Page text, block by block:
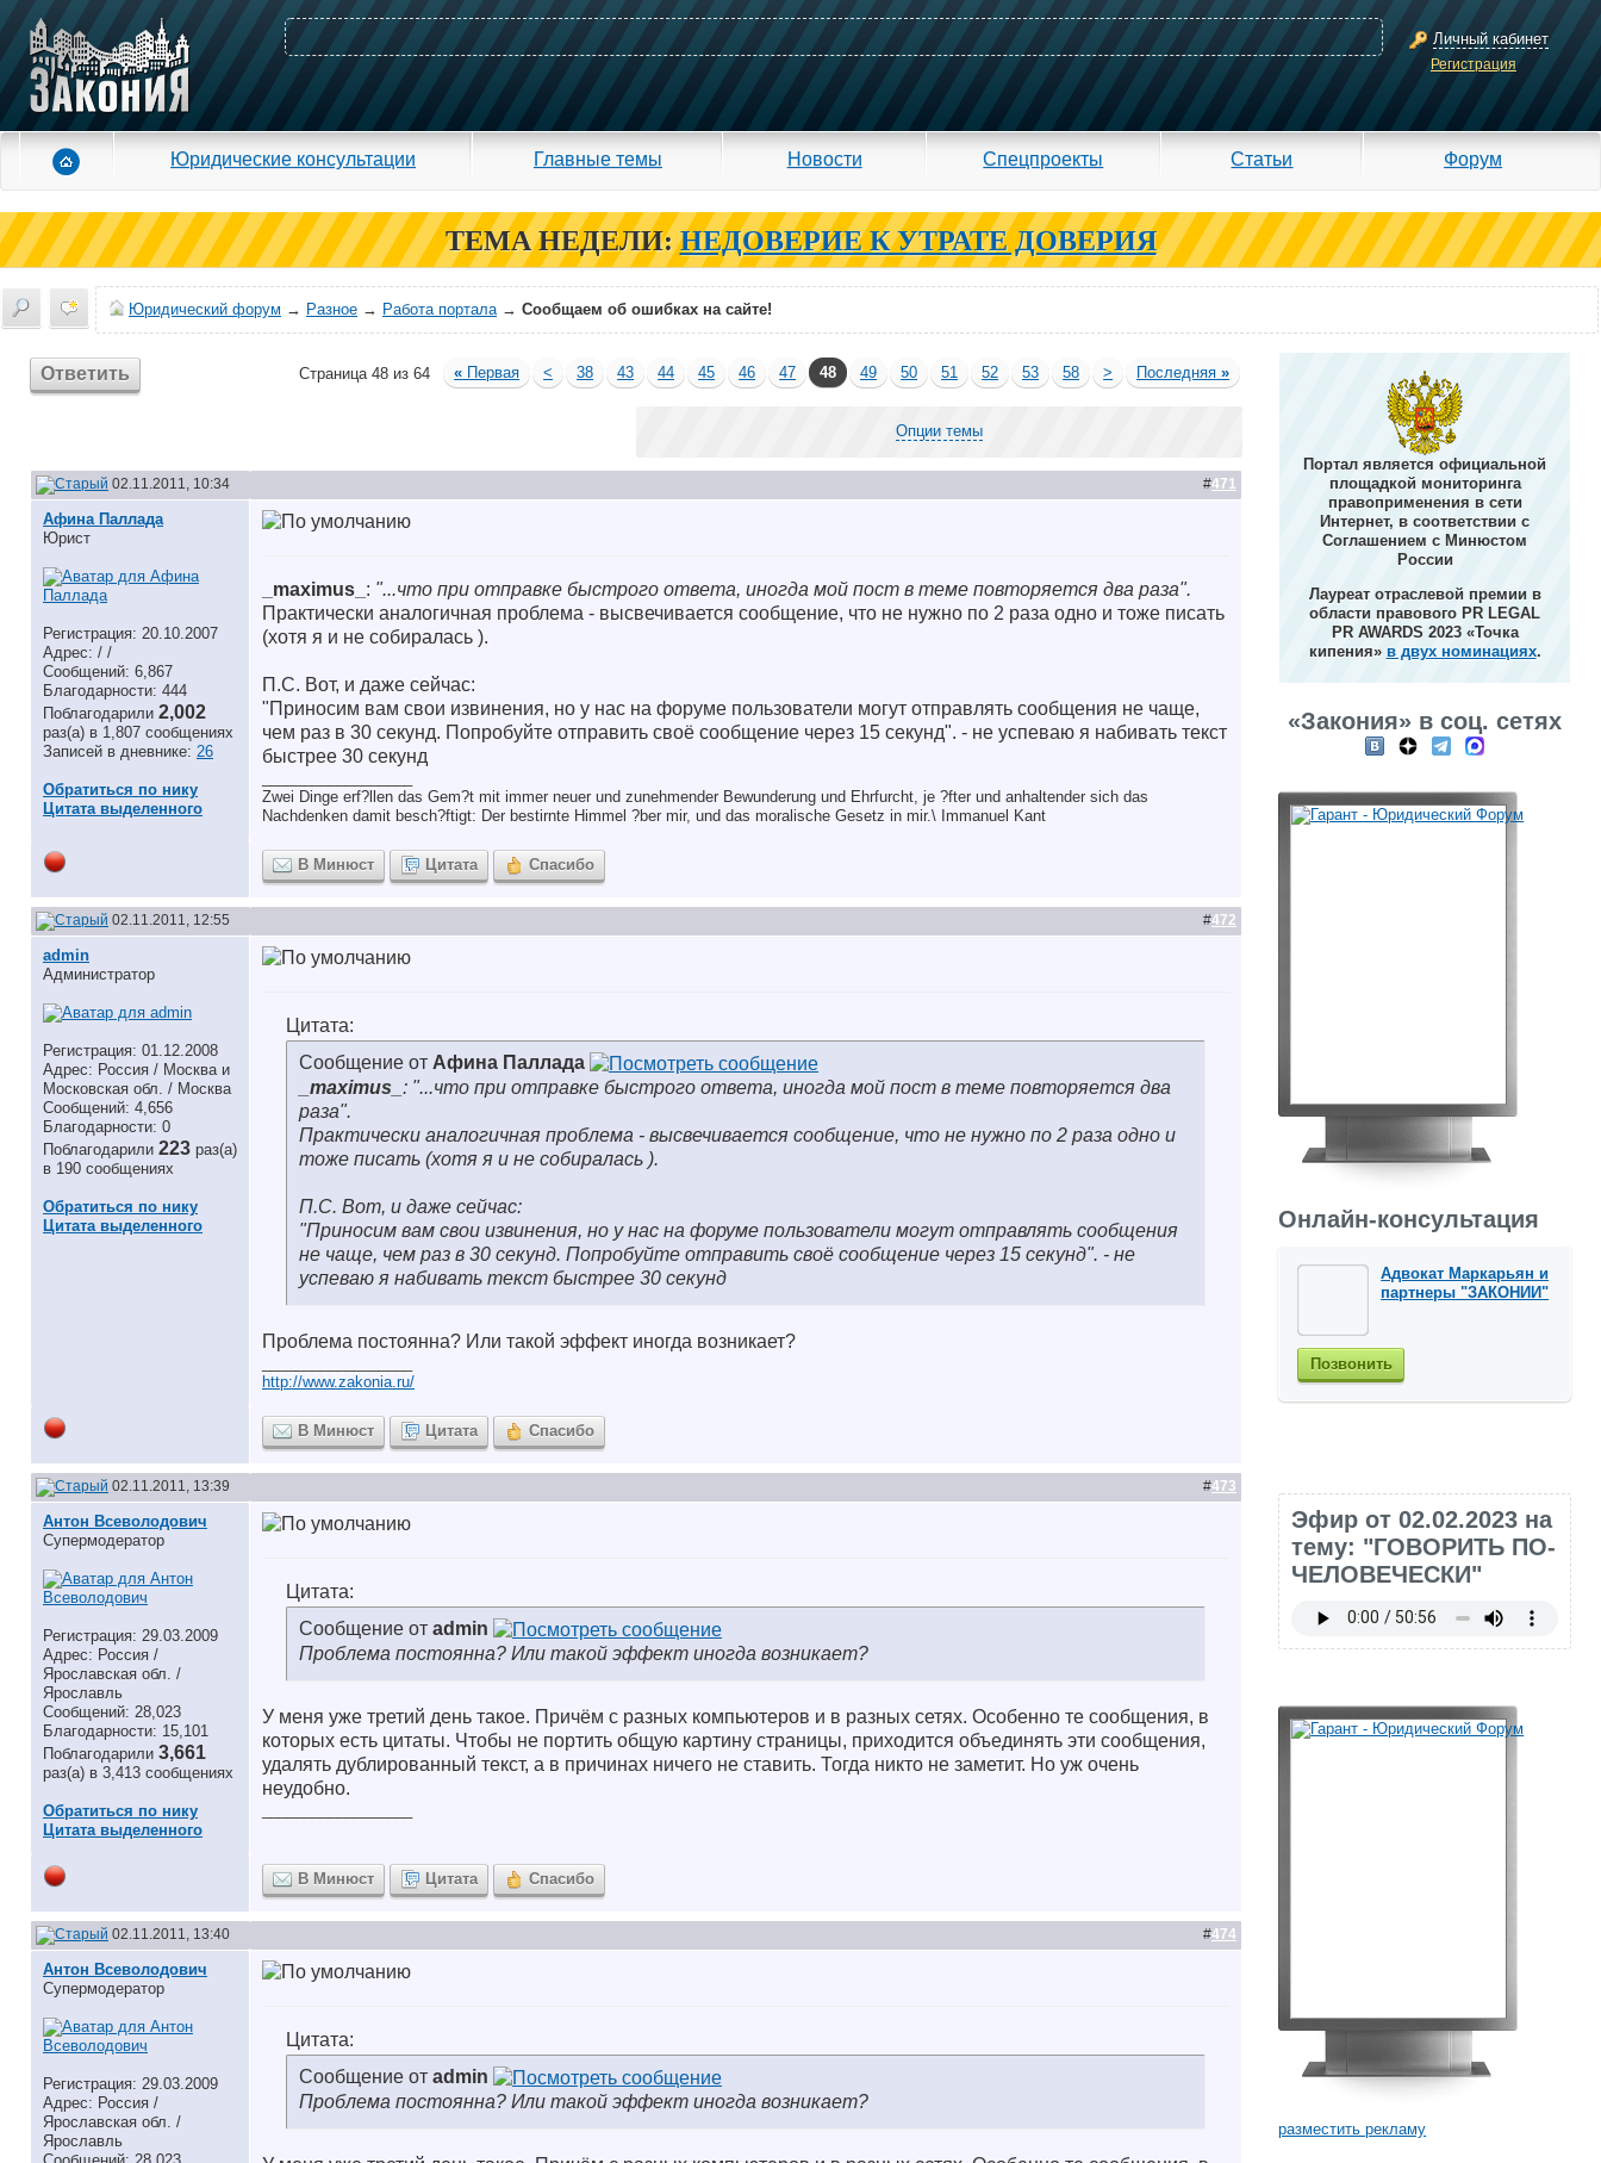
Личный кабинет
Регистрация
Юридические консультации Главные темы Новости Спецпроекты Статьи Форум
ТЕМА НЕДЕЛИ: НЕДОВЕРИЕ К УТРАТЕ ДОВЕРИЯ
Юридический форум → Разное → Работа портала→ Сообщаем об ошибках на сайте!
Ответить Страница 48 из 64 « Первая < 38 43 44 45 46 47 48 49 50 51 52 53 58 > Последняя»
Опции темы
02.11.2011, 10:34 #471
Афина Паллада
Юрист
Регистрация: 20.10.2007
Адрес: / /
Сообщений: 6,867
Благодарности: 444
Поблагодарили 2,002
раз(а) в 1,807 сообщениях
Записей в дневнике: 26
Обратиться по нику
Цитата выделенного
_maximus_ : "...что при отправке быстрого ответа, иногда мой пост в теме повторяется два раза".
Практически аналогичная проблема - высвечивается сообщение, что не нужно по 2 раза одно и тоже писать
(хотя я и не собиралась ).
П.С. Вот, и даже сейчас:
"Приносим вам свои извинения, но у нас на форуме пользователи могут отправлять сообщения не чаще,
чем раз в 30 секунд. Попробуйте отправить своё сообщение через 15 секунд". - не успеваю я набивать текст
быстрее 30 секунд
Zwei Dinge erf?llen das Gem?t mit immer neuer und zunehmender Bewunderung und Ehrfurcht, je ?fter und anhaltender sich das
Nachdenken damit besch?ftigt: Der bestirnte Himmel ?ber mir, und das moralische Gesetz in mir.\ Immanuel Kant
В Минюст Цитата Спасибо
02.11.2011, 12:55 #472
аdmin
Администратор
Регистрация: 01.12.2008
Адрес: Россия / Москва и
Московская обл. / Москва
Сообщений: 4,656
Благодарности: 0
Поблагодарили 223 раз(а)
в 190 сообщениях
Обратиться по нику
Цитата выделенного
Цитата:
Сообщение от Афина Паллада
_maximus_ : "...что при отправке быстрого ответа, иногда мой пост в теме повторяется два
раза".
Практически аналогичная проблема - высвечивается сообщение, что не нужно по 2 раза одно и
тоже писать (хотя я и не собиралась ).
П.С. Вот, и даже сейчас:
"Приносим вам свои извинения, но у нас на форуме пользователи могут отправлять сообщения
не чаще, чем раз в 30 секунд. Попробуйте отправить своё сообщение через 15 секунд". - не
успеваю я набивать текст быстрее 30 секунд
Проблема постоянна? Или такой эффект иногда возникает?
http://www.zakonia.ru/
В Минюст Цитата Спасибо
02.11.2011, 13:39 #473
Антон Всеволодович
Супермодератор
Регистрация: 29.03.2009
Адрес: Россия /
Ярославская обл. /
Ярославль
Сообщений: 28,023
Благодарности: 15,101
Поблагодарили 3,661
раз(а) в 3,413 сообщениях
Обратиться по нику
Цитата выделенного
Цитата:
Сообщение от admin
Проблема постоянна? Или такой эффект иногда возникает?
У меня уже третий день такое. Причём с разных компьютеров и в разных сетях. Особенно те сообщения, в
которых есть цитаты. Чтобы не портить общую картину страницы, приходится объединять эти сообщения,
удалять дублированный текст, а в причинах ничего не ставить. Тогда никто не заметит. Но уж очень
неудобно.
В Минюст Цитата Спасибо
02.11.2011, 13:40 #474
Антон Всеволодович
Супермодератор
Регистрация: 29.03.2009
Адрес: Россия /
Ярославская обл. /
Ярославль
Цитата:
Сообщение от admin
Проблема постоянна? Или такой эффект иногда возникает?
Портал является официальной
площадкой мониторинга
правоприменения в сети
Интернет, в соответствии с
Соглашением с Минюстом
России
Лауреат отраслевой премии в
области правового PR LEGAL
PR AWARDS 2023 «Точка
кипения» в двух номинациях.
«Закония» в соц. сетях
Онлайн-консультация
Адвокат Маркарьян и
партнеры "ЗАКОНИИ"
Позвонить
Эфир от 02.02.2023 на
тему: "ГОВОРИТЬ ПО-
ЧЕЛОВЕЧЕСКИ"
разместить рекламу